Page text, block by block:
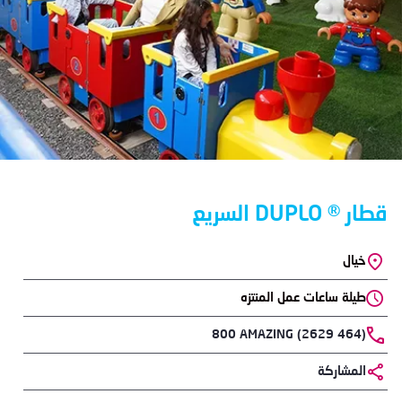
قطار ® DUPLO السريع
Location
خيال
طيلة ساعات عمل المنتزه
Phone
800 AMAZING (2629 464)
المشاركة